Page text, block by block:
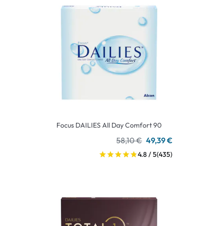
Focus DAILIES All Day Comfort 90
58,10 € 49,39 €
4.8 / 5(435)